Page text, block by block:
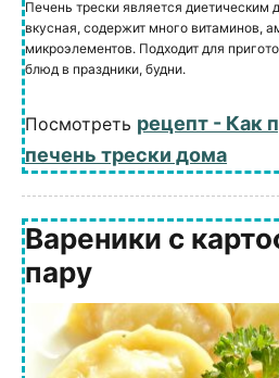
Печень трески является диетическим
вкусная, содержит много витаминов,
микроэлементов. Подходит для
блюд в праздники, будни.
Посмотреть рецепт - Как
печень трески дома
Вареники с
пару